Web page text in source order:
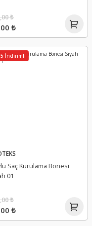
₺
₺
İndirimli
Saç Kurulama Bonesi
01
₺
₺